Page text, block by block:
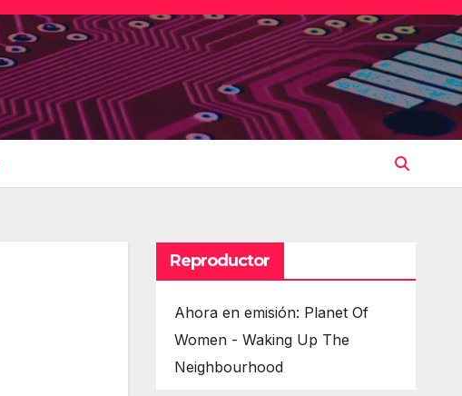
Reproductor
Ahora en emisión: Planet Of
Women - Waking Up The
Neighbourhood